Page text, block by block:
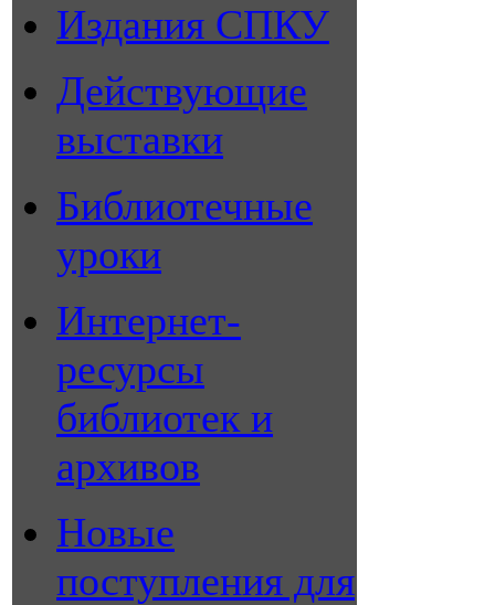
Издания СПКУ
Действующие
выставки
Библиотечные
уроки
Интернет-
ресурсы
библиотек и
архивов
Новые
поступления для